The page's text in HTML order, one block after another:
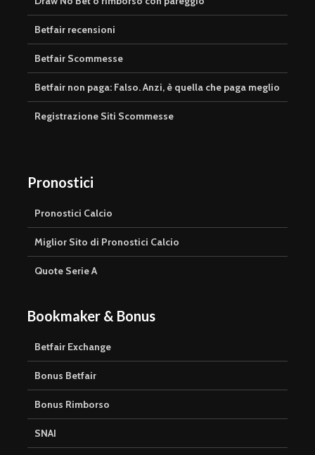
Betfair recensioni
Betfair Scommesse
Betfair non paga: Falso. Anzi, è quella che paga meglio
Registrazione Siti Scommesse
Pronostici
Pronostici Calcio
Miglior Sito di Pronostici Calcio
Quote Serie A
Bookmaker & Bonus
Betfair Exchange
Bonus Betfair
Bonus Rimborso
SNAI